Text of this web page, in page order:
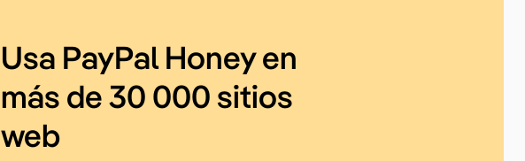
Usa PayPal Honey en
más de 30 000 sitios
web